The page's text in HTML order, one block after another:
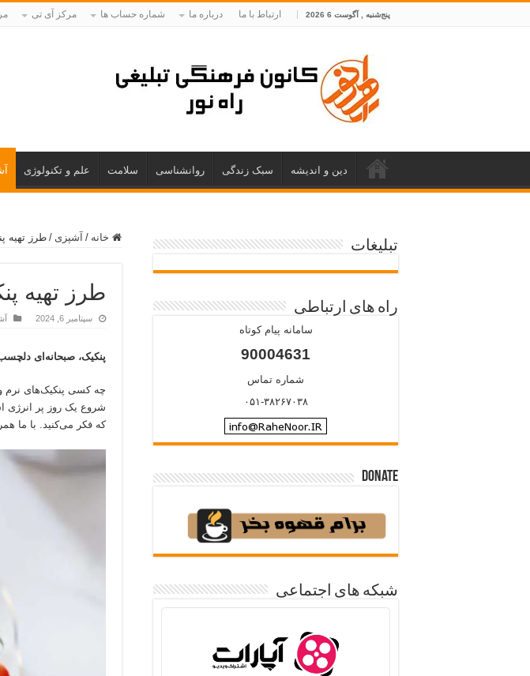
پنج‌شنبه , آگوست 6 2026 ارتباط با ما درباره ما شماره حساب ها مرکز آی تی
دین و اندیشه سبک زندگی روانشناسی سلامت علم و تکنولوژی
خانه / آشپزی / طرز تهیه
طرز تهیه
سپتامبر 6, 2024
پنکیک، صبحانه‌ای
چه کسی پنکیک‌های نرم
شروع یک روز پر
که فکر می‌کنید. با ما
تبلیغات
راه های ارتباطی
سامانه پیام کوتاه
90004631
شماره تماس
۰۵۱-۳۸۲۶۷۰۳۸
Donate
شبکه های اجتماعی